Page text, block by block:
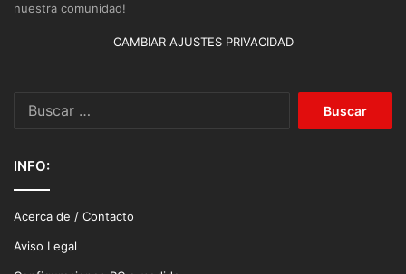
nuestra comunidad!
CAMBIAR AJUSTES PRIVACIDAD
INFO:
Acerca de / Contacto
Aviso Legal